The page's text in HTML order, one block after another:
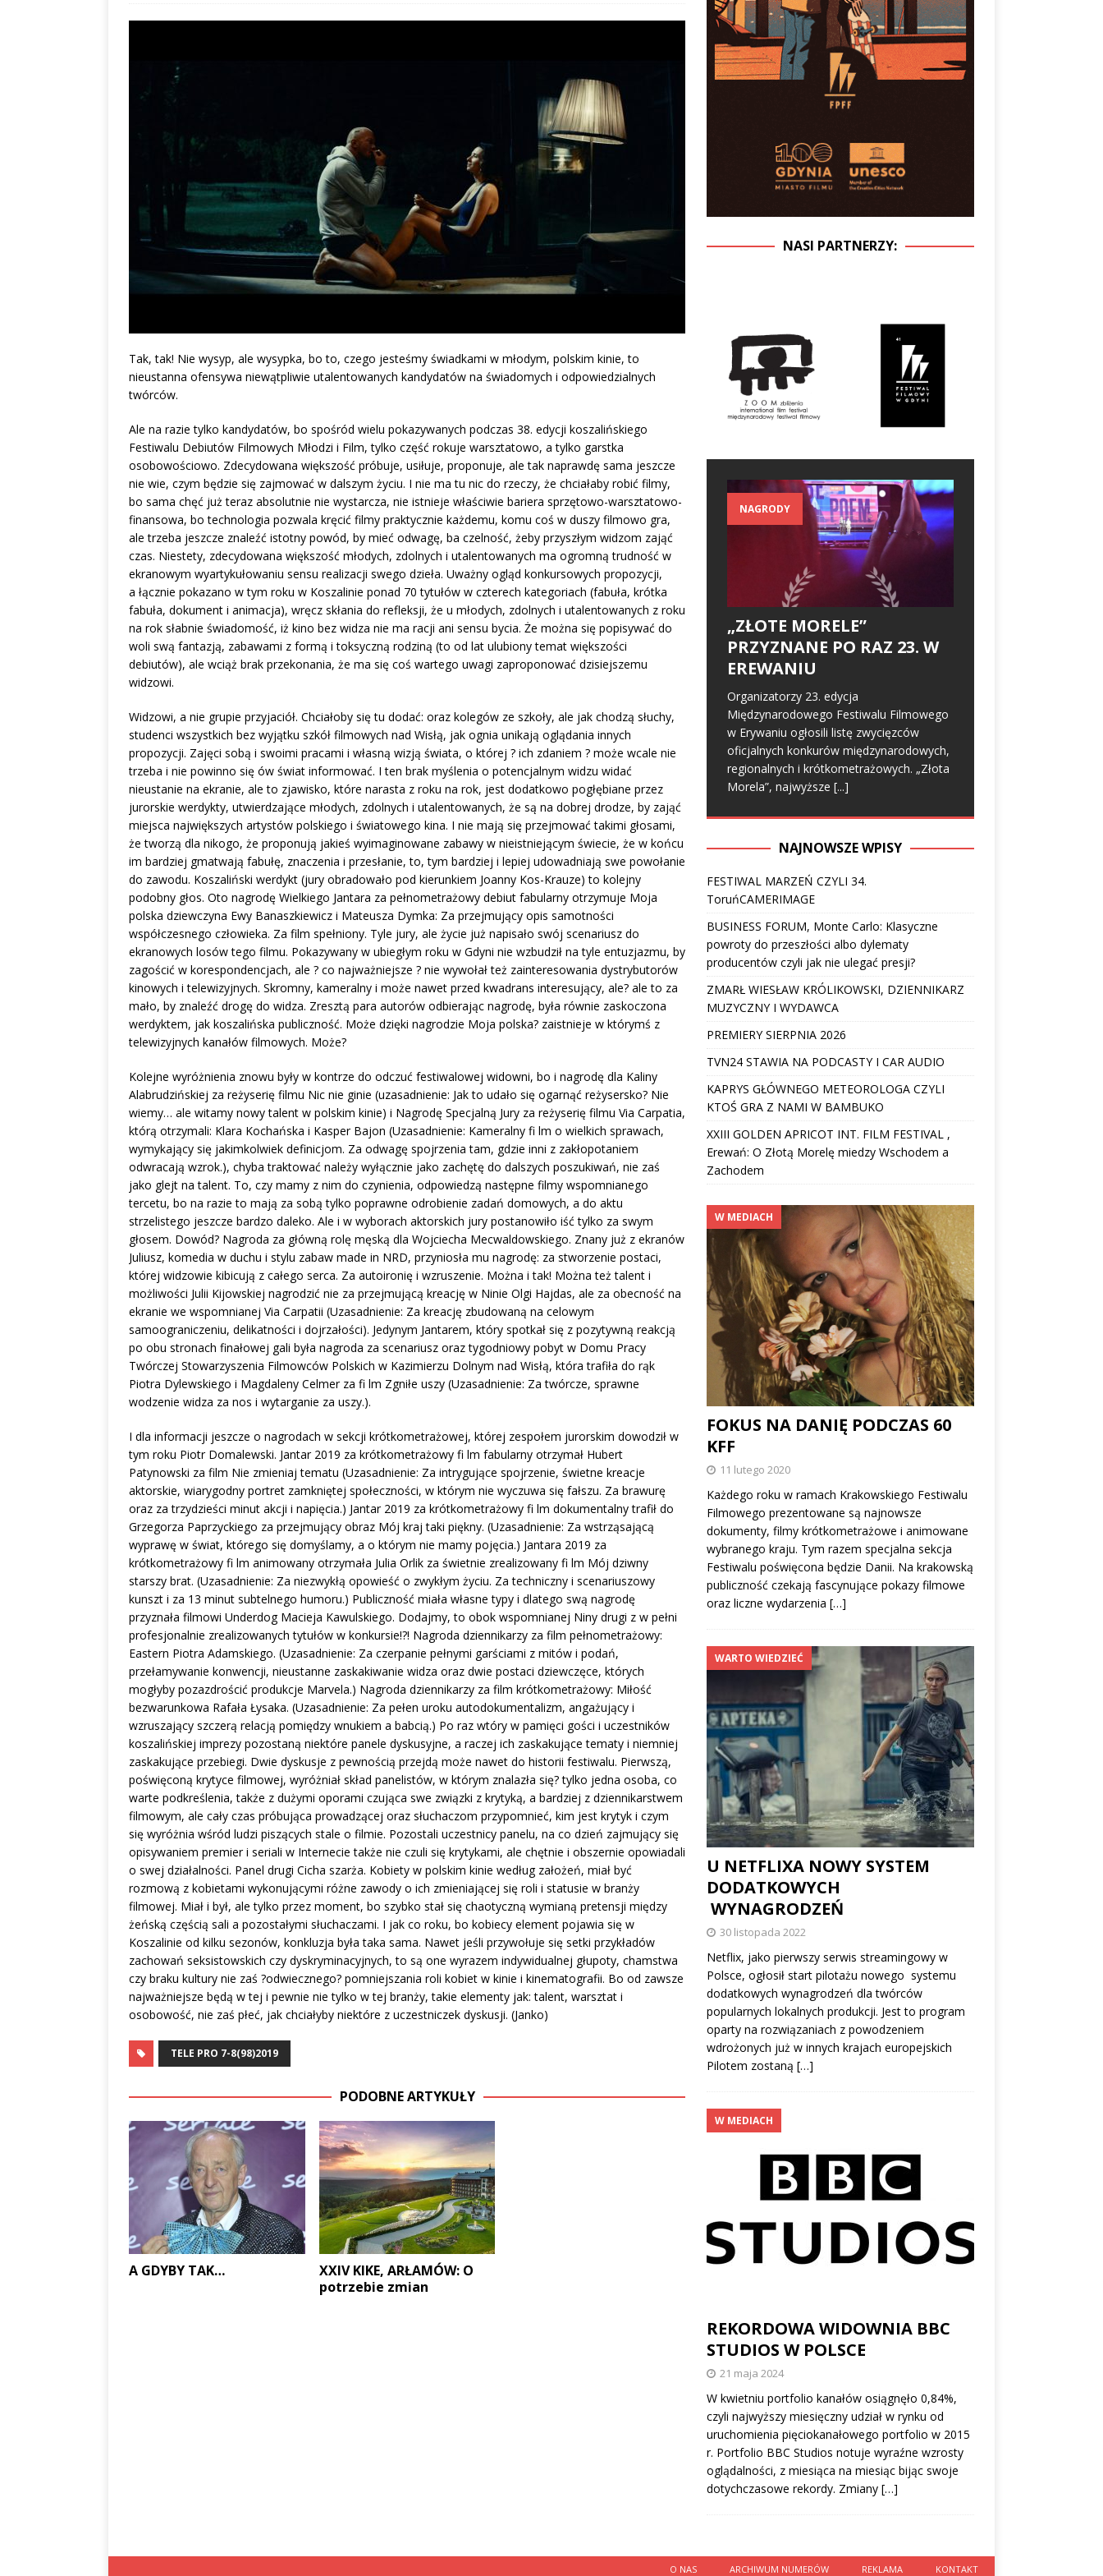
Tak, tak! Nie wysyp, ale wysypka, bo to, czego jesteśmy świadkami w młodym, polskim kinie, to
nieustanna ofensywa niewątpliwie utalentowanych kandydatów na świadomych i odpowiedzialnych
twórców.
Ale na razie tylko kandydatów, bo spośród wielu pokazywanych podczas 38. edycji koszalińskiego
Festiwalu Debiutów Filmowych Młodzi i Film, tylko część rokuje warsztatowo, a tylko garstka
osobowościowo. Zdecydowana większość próbuje, usiłuje, proponuje, ale tak naprawdę sama jeszcze
nie wie, czym będzie się zajmować w dalszym życiu. I nie ma tu nic do rzeczy, że chciałaby robić filmy,
bo sama chęć już teraz absolutnie nie wystarcza, nie istnieje właściwie bariera sprzętowo-warsztatowo-
finansowa, bo technologia pozwala kręcić filmy praktycznie każdemu, komu coś w duszy filmowo gra,
ale trzeba jeszcze znaleźć istotny powód, by mieć odwagę, ba czelność, żeby przyszłym widzom zająć
czas. Niestety, zdecydowana większość młodych, zdolnych i utalentowanych ma ogromną trudność w
ekranowym wyartykułowaniu sensu realizacji swego dzieła. Uważny ogląd konkursowych propozycji,
a łącznie pokazano w tym roku w Koszalinie ponad 70 tytułów w czterech kategoriach (fabuła, krótka
fabuła, dokument i animacja), wręcz skłania do refleksji, że u młodych, zdolnych i utalentowanych z roku
na rok słabnie świadomość, iż kino bez widza nie ma racji ani sensu bycia. Że można się popisywać do
woli swą fantazją, zabawami z formą i toksyczną rodziną (to od lat ulubiony temat większości
debiutów), ale wciąż brak przekonania, że ma się coś wartego uwagi zaproponować dzisiejszemu
widzowi.
Widzowi, a nie grupie przyjaciół. Chciałoby się tu dodać: oraz kolegów ze szkoły, ale jak chodzą słuchy,
studenci wszystkich bez wyjątku szkół filmowych nad Wisłą, jak ognia unikają oglądania innych
propozycji. Zajęci sobą i swoimi pracami i własną wizją świata, o której ? ich zdaniem ? może wcale nie
trzeba i nie powinno się ów świat informować. I ten brak myślenia o potencjalnym widzu widać
nieustanie na ekranie, ale to zjawisko, które narasta z roku na rok, jest dodatkowo pogłębiane przez
jurorskie werdykty, utwierdzające młodych, zdolnych i utalentowanych, że są na dobrej drodze, by zająć
miejsca największych artystów polskiego i światowego kina. I nie mają się przejmować takimi głosami,
że tworzą dla nikogo, że proponują jakieś wyimaginowane zabawy w nieistniejącym świecie, że w końcu
im bardziej gmatwają fabułę, znaczenia i przesłanie, to, tym bardziej i lepiej udowadniają swe powołanie
do zawodu. Koszaliński werdykt (jury obradowało pod kierunkiem Joanny Kos-Krauze) to kolejny
podobny głos. Oto nagrodę Wielkiego Jantara za pełnometrażowy debiut fabularny otrzymuje Moja
polska dziewczyna Ewy Banaszkiewicz i Mateusza Dymka: Za przejmujący opis samotności
współczesnego człowieka. Za film spełniony. Tyle jury, ale życie już napisało swój scenariusz do
ekranowych losów tego filmu. Pokazywany w ubiegłym roku w Gdyni nie wzbudził na tyle entuzjazmu, by
zagościć w korespondencjach, ale ? co najważniejsze ? nie wywołał też zainteresowania dystrybutorów
kinowych i telewizyjnych. Skromny, kameralny i może nawet przed kwadrans interesujący, ale? ale to za
mało, by znaleźć drogę do widza. Zresztą para autorów odbierając nagrodę, była równie zaskoczona
werdyktem, jak koszalińska publiczność. Może dzięki nagrodzie Moja polska? zaistnieje w którymś z
telewizyjnych kanałów filmowych. Może?
Kolejne wyróżnienia znowu były w kontrze do odczuć festiwalowej widowni, bo i nagrodę dla Kaliny
Alabrudzińskiej za reżyserię filmu Nic nie ginie (uzasadnienie: Jak to udało się ogarnąć reżysersko? Nie
wiemy… ale witamy nowy talent w polskim kinie) i Nagrodę Specjalną Jury za reżyserię filmu Via Carpatia,
którą otrzymali: Klara Kochańska i Kasper Bajon (Uzasadnienie: Kameralny fi lm o wielkich sprawach,
wymykający się jakimkolwiek definicjom. Za odwagę spojrzenia tam, gdzie inni z zakłopotaniem
odwracają wzrok.), chyba traktować należy wyłącznie jako zachętę do dalszych poszukiwań, nie zaś
jako glejt na talent. To, czy mamy z nim do czynienia, odpowiedzą następne filmy wspomnianego
tercetu, bo na razie to mają za sobą tylko poprawne odrobienie zadań domowych, a do aktu
strzelistego jeszcze bardzo daleko. Ale i w wyborach aktorskich jury postanowiło iść tylko za swym
głosem. Dowód? Nagroda za główną rolę męską dla Wojciecha Mecwaldowskiego. Znany już z ekranów
Juliusz, komedia w duchu i stylu zabaw made in NRD, przyniosła mu nagrodę: za stworzenie postaci,
której widzowie kibicują z całego serca. Za autoironię i wzruszenie. Można i tak! Można też talent i
możliwości Julii Kijowskiej nagrodzić nie za przejmującą kreację w Ninie Olgi Hajdas, ale za obecność na
ekranie we wspomnianej Via Carpatii (Uzasadnienie: Za kreację zbudowaną na celowym
samoograniczeniu, delikatności i dojrzałości). Jedynym Jantarem, który spotkał się z pozytywną reakcją
po obu stronach finałowej gali była nagroda za scenariusz oraz tygodniowy pobyt w Domu Pracy
Twórczej Stowarzyszenia Filmowców Polskich w Kazimierzu Dolnym nad Wisłą, która trafiła do rąk
Piotra Dylewskiego i Magdaleny Celmer za fi lm Zgniłe uszy (Uzasadnienie: Za twórcze, sprawne
wodzenie widza za nos i wytarganie za uszy.).
I dla informacji jeszcze o nagrodach w sekcji krótkometrażowej, której zespołem jurorskim dowodził w
tym roku Piotr Domalewski. Jantar 2019 za krótkometrażowy fi lm fabularny otrzymał Hubert
Patynowski za film Nie zmieniaj tematu (Uzasadnienie: Za intrygujące spojrzenie, świetne kreacje
aktorskie, wiarygodny portret zamkniętej społeczności, w którym nie wyczuwa się fałszu. Za brawurę
oraz za trzydzieści minut akcji i napięcia.) Jantar 2019 za krótkometrażowy fi lm dokumentalny trafił do
Grzegorza Paprzyckiego za przejmujący obraz Mój kraj taki piękny. (Uzasadnienie: Za wstrząsającą
wyprawę w świat, którego się domyślamy, a o którym nie mamy pojęcia.) Jantara 2019 za
krótkometrażowy fi lm animowany otrzymała Julia Orlik za świetnie zrealizowany fi lm Mój dziwny
starszy brat. (Uzasadnienie: Za niezwykłą opowieść o zwykłym życiu. Za techniczny i scenariuszowy
kunszt i za 13 minut subtelnego humoru.) Publiczność miała własne typy i dlatego swą nagrodę
przyznała filmowi Underdog Macieja Kawulskiego. Dodajmy, to obok wspomnianej Niny drugi z w pełni
profesjonalnie zrealizowanych tytułów w konkursie!?! Nagroda dziennikarzy za film pełnometrażowy:
Eastern Piotra Adamskiego. (Uzasadnienie: Za czerpanie pełnymi garściami z mitów i podań,
przełamywanie konwencji, nieustanne zaskakiwanie widza oraz dwie postaci dziewczęce, których
mogłyby pozazdrościć produkcje Marvela.) Nagroda dziennikarzy za film krótkometrażowy: Miłość
bezwarunkowa Rafała Łysaka. (Uzasadnienie: Za pełen uroku autodokumentalizm, angażujący i
wzruszający szczerą relacją pomiędzy wnukiem a babcią.) Po raz wtóry w pamięci gości i uczestników
koszalińskiej imprezy pozostaną niektóre panele dyskusyjne, a raczej ich zaskakujące tematy i niemniej
zaskakujące przebiegi. Dwie dyskusje z pewnością przejdą może nawet do historii festiwalu. Pierwszą,
poświęconą krytyce filmowej, wyróżniał skład panelistów, w którym znalazła się? tylko jedna osoba, co
warte podkreślenia, także z dużymi oporami czująca swe związki z krytyką, a bardziej z dziennikarstwem
filmowym, ale cały czas próbująca prowadzącej oraz słuchaczom przypomnieć, kim jest krytyk i czym
się wyróżnia wśród ludzi piszących stale o filmie. Pozostali uczestnicy panelu, na co dzień zajmujący się
opisywaniem premier i seriali w Internecie także nie czuli się krytykami, ale chętnie i obszernie opowiadali
o swej działalności. Panel drugi Cicha szarża. Kobiety w polskim kinie według założeń, miał być
rozmową z kobietami wykonującymi różne zawody o ich zmieniającej się roli i statusie w branży
filmowej. Miał i był, ale tylko przez moment, bo szybko stał się chaotyczną wymianą pretensji między
żeńską częścią sali a pozostałymi słuchaczami. I jak co roku, bo kobiecy element pojawia się w
Koszalinie od kilku sezonów, konkluzja była taka sama. Nawet jeśli przywołuje się setki przykładów
zachowań seksistowskich czy dyskryminacyjnych, to są one wyrazem indywidualnej głupoty, chamstwa
czy braku kultury nie zaś ?odwiecznego? pomniejszania roli kobiet w kinie i kinematografii. Bo od zawsze
najważniejsze będą w tej i pewnie nie tylko w tej branży, takie elementy jak: talent, warsztat i
osobowość, nie zaś płeć, jak chciałyby niektóre z uczestniczek dyskusji. (Janko)
TELE PRO 7-8(98)2019
PODOBNE ARTYKUŁY
A GDYBY TAK…
XXIV KIKE, ARŁAMÓW: O
potrzebie zmian
NASI PARTNERZY:
NAGRODY
„ZŁOTE MORELE”
PRZYZNANE PO RAZ 23. W
EREWANIU
Organizatorzy 23. edycja
Międzynarodowego Festiwalu Filmowego
w Erywaniu ogłosili listę zwycięzców
oficjalnych konkurów międzynarodowych,
regionalnych i krótkometrażowych. „Złota
Morela”, najwyższe [...]
NAJNOWSZE WPISY
FESTIWAL MARZEŃ CZYLI 34.
ToruńCAMERIMAGE
BUSINESS FORUM, Monte Carlo: Klasyczne
powroty do przeszłości albo dylematy
producentów czyli jak nie ulegać presji?
ZMARŁ WIESŁAW KRÓLIKOWSKI, DZIENNIKARZ
MUZYCZNY I WYDAWCA
PREMIERY SIERPNIA 2026
TVN24 STAWIA NA PODCASTY I CAR AUDIO
KAPRYS GŁÓWNEGO METEOROLOGA CZYLI
KTOŚ GRA Z NAMI W BAMBUKO
XXIII GOLDEN APRICOT INT. FILM FESTIVAL ,
Erewań: O Złotą Morelę miedzy Wschodem a
Zachodem
W MEDIACH
FOKUS NA DANIĘ PODCZAS 60
KFF
11 lutego 2020
Każdego roku w ramach Krakowskiego Festiwalu
Filmowego prezentowane są najnowsze
dokumenty, filmy krótkometrażowe i animowane
wybranego kraju. Tym razem specjalna sekcja
Festiwalu poświęcona będzie Danii. Na krakowską
publiczność czekają fascynujące pokazy filmowe
oraz liczne wydarzenia […]
WARTO WIEDZIEĆ
U NETFLIXA NOWY SYSTEM
DODATKOWYCH
WYNAGRODZEŃ
30 listopada 2022
Netflix, jako pierwszy serwis streamingowy w
Polsce, ogłosił start pilotażu nowego systemu
dodatkowych wynagrodzeń dla twórców
popularnych lokalnych produkcji. Jest to program
oparty na rozwiązaniach z powodzeniem
wdrożonych już w innych krajach europejskich
Pilotem zostaną […]
W MEDIACH
REKORDOWA WIDOWNIA BBC
STUDIOS W POLSCE
21 maja 2024
W kwietniu portfolio kanałów osiągnęło 0,84%,
czyli najwyższy miesięczny udział w rynku od
uruchomienia pięciokanałowego portfolio w 2015
r. Portfolio BBC Studios notuje wyraźne wzrosty
oglądalności, z miesiąca na miesiąc bijąc swoje
dotychczasowe rekordy. Zmiany […]
O NAS ARCHIWUM NUMERÓW REKLAMA KONTAKT